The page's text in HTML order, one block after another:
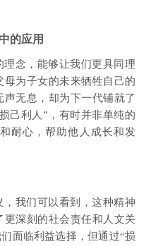
的应用
念，能够让我们更具同理
为子女的未来牺牲自己的
无息，却为下一代铺就了
己利人”，有时并非单纯的
耐心，帮助他人成长和发
我们可以看到，这种精神
深刻的社会责任和人文关
面临利益选择，但通过“损